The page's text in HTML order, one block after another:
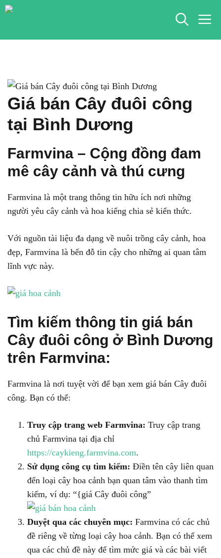
Chuyển
Giá bán Cây đuôi công
tại Bình Dương
Farmvina – Cộng đồng đam
mê cây cảnh và thú cưng
Farmvina là một trang thông tin hữu ích nơi những
người yêu cây cảnh và hoa kiểng chia sẻ kiến thức.
Với nguồn tài liệu đa dạng về nuôi trồng cây cảnh, hoa
đẹp, Farmvina là bến đỗ tin cậy cho những ai quan tâm
lĩnh vực này.
Tìm kiếm thông tin giá bán
Cây đuôi công ở Bình Dương
trên Farmvina:
Farmvina là nơi tuyệt vời để bạn xem giá bán Cây đuôi
công. Bạn có thể:
Truy cập trang web Farmvina: Truy cập trang
chủ Farmvina tại địa chỉ
https://caykieng.farmvina.com.
Sử dụng công cụ tìm kiếm: Điền tên cây liên quan
đến loại cây hoa cảnh bạn quan tâm vào thanh tìm
kiếm, ví dụ: “{giá Cây đuôi công”
Duyệt qua các chuyên mục: Farmvina có các chủ
đề riêng về từng loại cây hoa cảnh. Bạn có thể xem
qua các chủ đề này để tìm mức giá và các bài viết